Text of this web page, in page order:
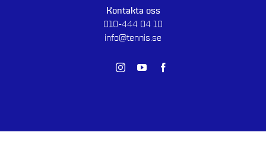
Kontakta oss
010-444 04 10
info@tennis.se